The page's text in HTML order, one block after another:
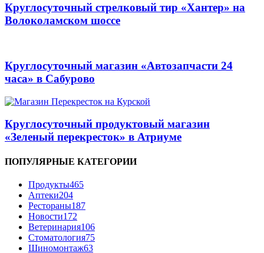
Круглосуточный стрелковый тир «Хантер» на
Волоколамском шоссе
Круглосуточный магазин «Автозапчасти 24
часа» в Сабурово
Круглосуточный продуктовый магазин
«Зеленый перекресток» в Атриуме
ПОПУЛЯРНЫЕ КАТЕГОРИИ
Продукты465
Аптеки204
Рестораны187
Новости172
Ветеринария106
Стоматология75
Шиномонтаж63